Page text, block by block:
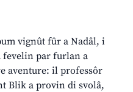
vignût fûr a Nadâl, i
fevelin par furlan a
aventure: il professôr
Blik a provin di svolâ,